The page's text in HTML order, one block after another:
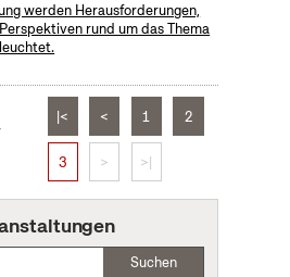
werden Herausforderungen,
rund um das Thema
|< < 1 2
3 > >|
Suchen